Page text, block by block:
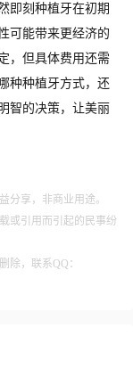
即刻种植牙在初期
可能带来更经济的
，但具体费用还需
种种植牙方式，还
智的决策，让美丽
分享，非商业用途。
或引用而引起的民事纷
除，联系QQ：